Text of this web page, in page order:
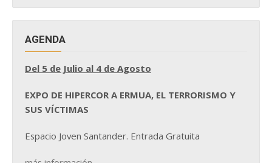
AGENDA
Del 5 de Julio al 4 de Agosto
EXPO DE HIPERCOR A ERMUA, EL TERRORISMO Y
SUS VÍCTIMAS
Espacio Joven Santander. Entrada Gratuita